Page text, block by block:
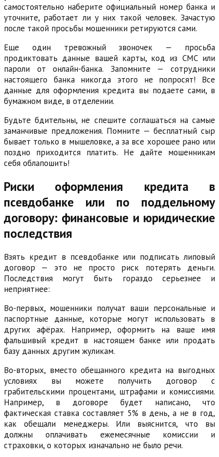
самостоятельно наберите официальный номер банка и
уточните, работает ли у них такой человек. Зачастую
после такой просьбы мошенники ретируются сами.
Еще один тревожный звоночек — просьба
продиктовать данные вашей карты, код из СМС или
пароли от онлайн-банка. Запомните — сотрудники
настоящего банка никогда этого не попросят! Все
данные для оформления кредита вы подаете сами, в
бумажном виде, в отделении.
Будьте бдительны, не спешите соглашаться на самые
заманчивые предложения. Помните — бесплатный сыр
бывает только в мышеловке, а за все хорошее рано или
поздно приходится платить. Не дайте мошенникам
себя облапошить!
Риски оформления кредита в
псевдобанке или по поддельному
договору: финансовые и юридические
последствия
Взять кредит в псевдобанке или подписать липовый
договор — это не просто риск потерять деньги.
Последствия могут быть гораздо серьезнее и
неприятнее:
Во-первых, мошенники получат ваши персональные и
паспортные данные, которые могут использовать в
других афёрах. Например, оформить на ваше имя
фальшивый кредит в настоящем банке или продать
базу данных другим жуликам.
Во-вторых, вместо обещанного кредита на выгодных
условиях вы можете получить договор с
грабительскими процентами, штрафами и комиссиями.
Например, в договоре будет написано, что
фактическая ставка составляет 5% в день, а не в год,
как обещали менеджеры. Или выяснится, что вы
должны оплачивать ежемесячные комиссии и
страховки, о которых изначально не было речи.